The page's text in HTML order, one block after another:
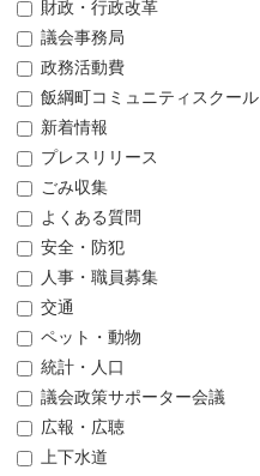
財政・行政改革
議会事務局
政務活動費
飯綱町コミュニティスクール
新着情報
プレスリリース
ごみ収集
よくある質問
安全・防犯
人事・職員募集
交通
ペット・動物
統計・人口
議会政策サポーター会議
広報・広聴
上下水道